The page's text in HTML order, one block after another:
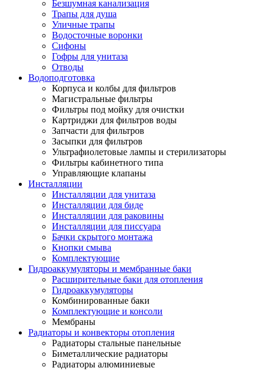
Безшумная канализация
Трапы для душа
Уличные трапы
Водосточные воронки
Сифоны
Гофры для унитаза
Отводы
Водоподготовка
Корпуса и колбы для фильтров
Магистральные фильтры
Фильтры под мойку для очистки
Картриджи для фильтров воды
Запчасти для фильтров
Засыпки для фильтров
Ультрафиолетовые лампы и стерилизаторы
Фильтры кабинетного типа
Управляющие клапаны
Инсталляции
Инсталляции для унитаза
Инсталляции для биде
Инсталляции для раковины
Инсталляции для писсуара
Бачки скрытого монтажа
Кнопки смыва
Комплектующие
Гидроаккумуляторы и мембранные баки
Расширительные баки для отопления
Гидроаккумуляторы
Комбинированные баки
Комплектующие и консоли
Мембраны
Радиаторы и конвекторы отопления
Радиаторы стальные панельные
Биметаллические радиаторы
Радиаторы алюминиевые